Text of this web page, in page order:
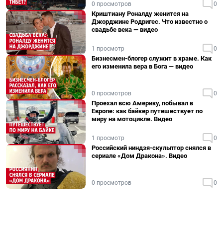
0 просмотров 0
Криштиану Роналду женится на
Джорджине Родригес. Что известно о
свадьбе века — видео
1 просмотр 0
Бизнесмен-блогер служит в храме. Как
его изменила вера в Бога — видео
0 просмотров 0
Проехал всю Америку, побывал в
Европе: как байкер путешествует по
миру на мотоцикле. Видео
1 просмотр 0
Российский ниндзя-скульптор снялся в
сериале «Дом Дракона». Видео
0 просмотров 0